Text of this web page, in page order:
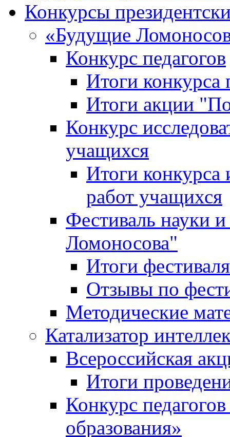
Конкурсы
«Будущие
Конкурс педагогов
Итоги конкурса
Итоги акции
Конкурс
учащихся
Итоги конкурса
работ учащихся
Фестиваль науки
Ломоносова"
Итоги фестиваля
Отзывы по
Методические
Катализатор
Всероссийская
Итоги
Конкурс
образования»